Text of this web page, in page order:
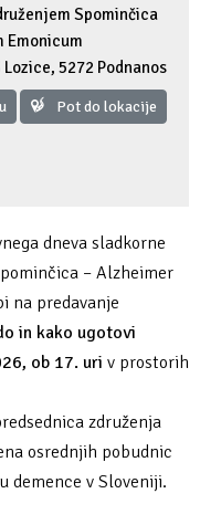
Spominčica
Emonicum
Lozice, 5272 Podnanos
Pot do lokacije
dneva sladkorne
– Alzheimer
na predavanje
in kako ugotovi
ob 17. uri v prostorih
združenja
osrednjih pobudnic
demence v Sloveniji.